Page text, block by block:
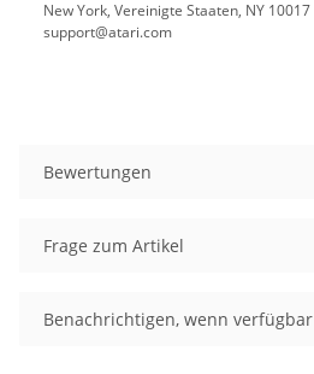
New York, Vereinigte Staaten, NY 10017
support@atari.com
Bewertungen
Frage zum Artikel
Benachrichtigen, wenn verfügbar